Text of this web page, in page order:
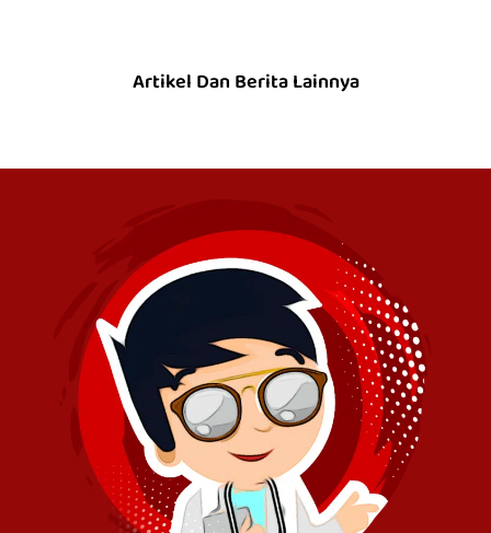
Artikel Dan Berita Lainnya